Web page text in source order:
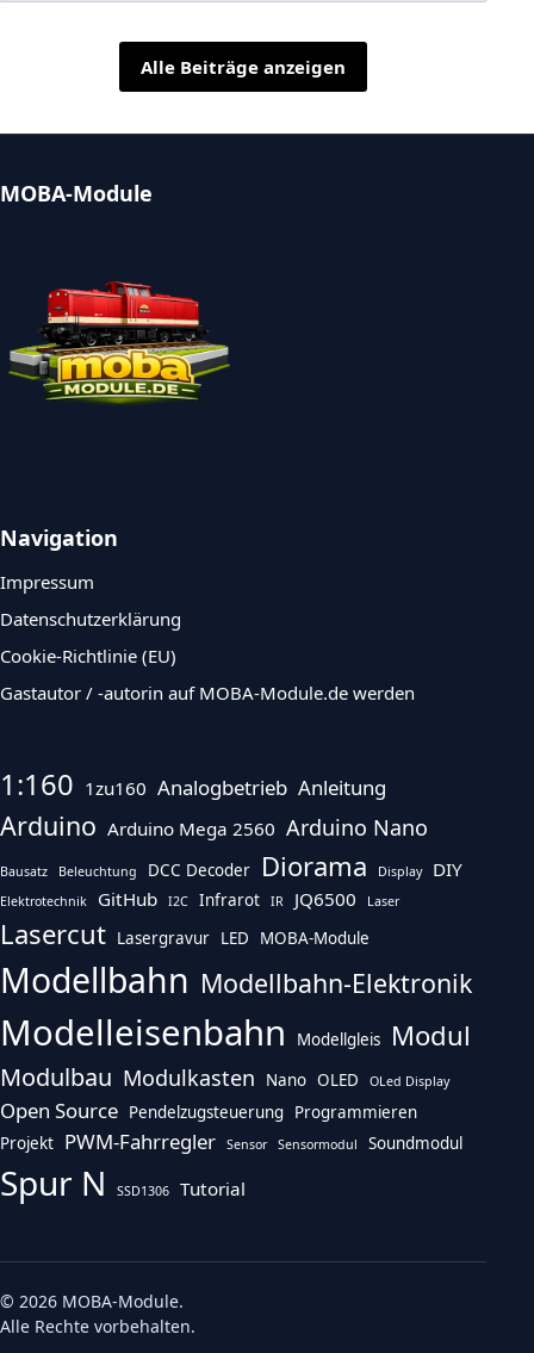
Alle Beiträge anzeigen
MOBA-Module
Navigation
Impressum
Datenschutzerklärung
Cookie-Richtlinie (EU)
Gastautor / -autorin auf MOBA-Module.de werden
1:160 1zu160 Analogbetrieb Anleitung
Arduino Arduino Mega 2560 Arduino Nano
Bausatz Beleuchtung DCC Decoder Diorama Display DIY
Elektrotechnik GitHub I2C Infrarot IR JQ6500 Laser
Lasercut Lasergravur LED MOBA-Module
Modellbahn Modellbahn-Elektronik
Modelleisenbahn Modellgleis Modul
Modulbau Modulkasten Nano OLED OLed Display
Open Source Pendelzugsteuerung Programmieren
Projekt PWM-Fahrregler Sensor Sensormodul Soundmodul
Spur N SSD1306 Tutorial
© 2026 MOBA-Module.
Alle Rechte vorbehalten.